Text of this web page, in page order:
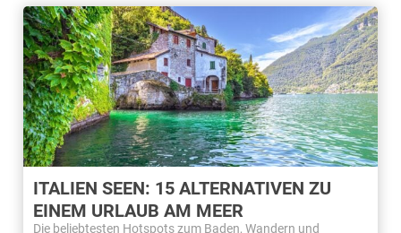
ITALIEN SEEN: 15 ALTERNATIVEN ZU
EINEM URLAUB AM MEER
Die beliebtesten Hotspots zum Baden, Wandern und